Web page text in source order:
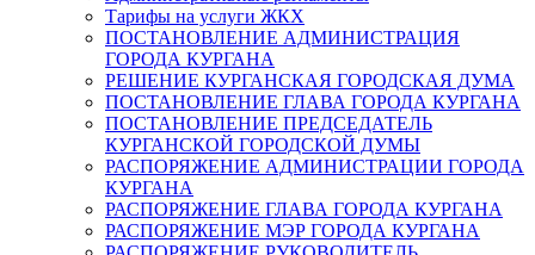
Тарифы на услуги ЖКХ
ПОСТАНОВЛЕНИЕ АДМИНИСТРАЦИЯ
ГОРОДА КУРГАНА
РЕШЕНИЕ КУРГАНСКАЯ ГОРОДСКАЯ ДУМА
ПОСТАНОВЛЕНИЕ ГЛАВА ГОРОДА КУРГАНА
ПОСТАНОВЛЕНИЕ ПРЕДСЕДАТЕЛЬ
КУРГАНСКОЙ ГОРОДСКОЙ ДУМЫ
РАСПОРЯЖЕНИЕ АДМИНИСТРАЦИИ ГОРОДА
КУРГАНА
РАСПОРЯЖЕНИЕ ГЛАВА ГОРОДА КУРГАНА
РАСПОРЯЖЕНИЕ МЭР ГОРОДА КУРГАНА